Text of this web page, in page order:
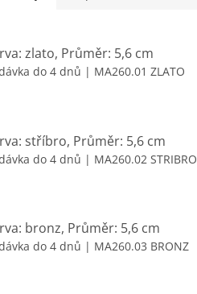
zlato, Průměr: 5,6 cm
do 4 dnů | MA260.01 ZLATO
stříbro, Průměr: 5,6 cm
do 4 dnů | MA260.02 STRIBRO
bronz, Průměr: 5,6 cm
do 4 dnů | MA260.03 BRONZ